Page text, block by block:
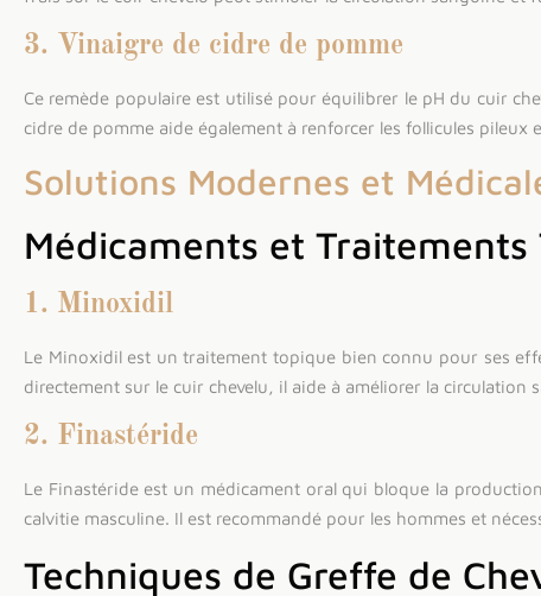
3. Vinaigre de cidre de pomme
Ce remède populaire est utilisé pour équilibrer le pH du cuir
cidre de pomme aide également à renforcer les follicules pileux
Solutions Modernes et
Médicaments et Traitements
1. Minoxidil
Le Minoxidil est un traitement topique bien connu pour ses
directement sur le cuir chevelu, il aide à améliorer la circulation
2. Finastéride
Le Finastéride est un médicament oral qui bloque la
calvitie masculine. Il est recommandé pour les hommes et
Techniques de Greffe de